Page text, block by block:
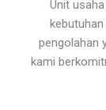
Unit
pengolahan
kami